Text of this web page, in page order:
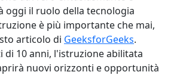
oggi il ruolo della tecnologia
è più importante che mai,
articolo di GeeksforGeeks.
di 10 anni, l'istruzione abilitata
nuovi orizzonti e opportunità